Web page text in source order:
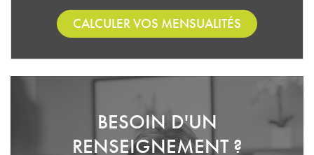
CALCULER VOS MENSUALITÉS
BESOIN D'UN
RENSEIGNEMENT ?